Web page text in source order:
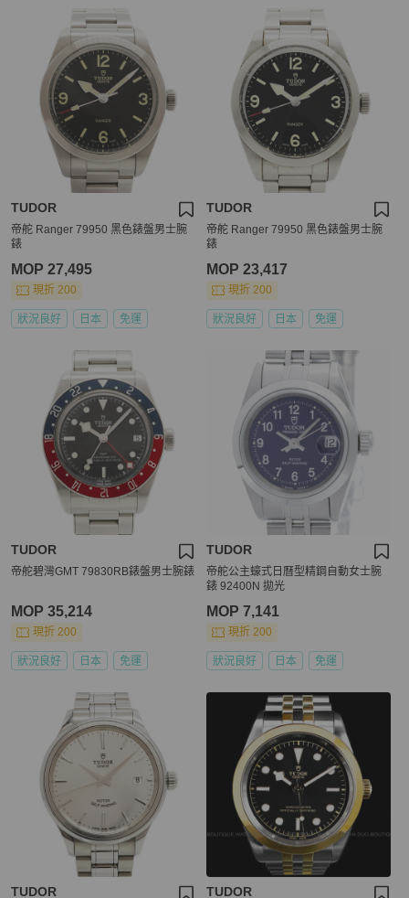
TUDOR
帝舵 Ranger 79950 黑色錶盤男士腕
錶
MOP 27,495
現折 200
狀況良好 日本 免運
TUDOR
帝舵 Ranger 79950 黑色錶盤男士腕
錶
MOP 23,417
現折 200
狀況良好 日本 免運
TUDOR
帝舵碧灣GMT 79830RB錶盤男士腕錶
MOP 35,214
現折 200
狀況良好 日本 免運
TUDOR
帝舵公主蠔式日曆型精鋼自動女士腕
錶 92400N 拋光
MOP 7,141
現折 200
狀況良好 日本 免運
TUDOR TUDOR